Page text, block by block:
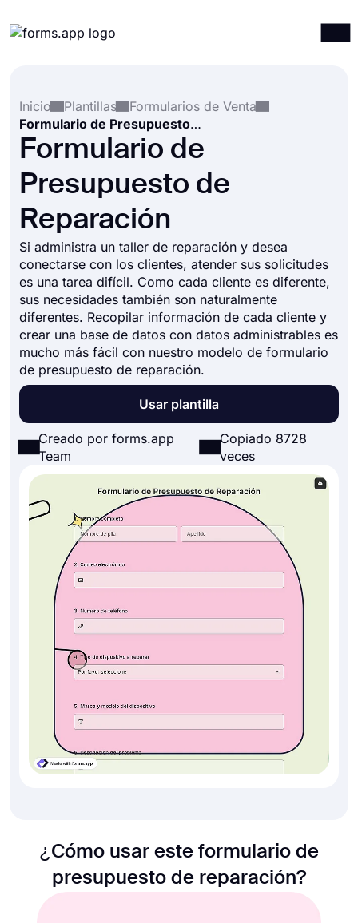
Integraciones
Plantillas
Recursos
Inicio
Plantillas
Formularios de Venta
Formulario de Presupuesto de Reparación
Formulario de
Presupuesto de
Reparación
Si administra un taller de reparación y desea
conectarse con los clientes, atender sus solicitudes
es una tarea difícil. Como cada cliente es diferente,
sus necesidades también son naturalmente
diferentes. Recopilar información de cada cliente y
crear una base de datos con datos administrables es
mucho más fácil con nuestro modelo de formulario
de presupuesto de reparación.
Usar plantilla
Creado por forms.app
Team
Copiado 8728
veces
¿Cómo usar este formulario de
presupuesto de reparación?